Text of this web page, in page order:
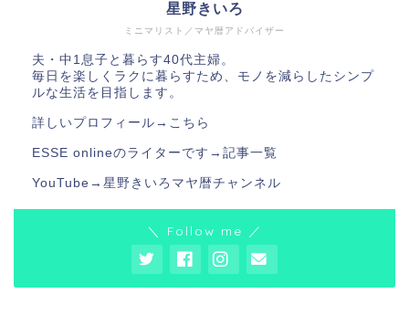
ミニマリスト／マヤ暦アドバイザー
星野きいろ
夫・中1息子と暮らす40代主婦。
毎日を楽しくラクに暮らすため、モノを減らしたシンプ
ルな生活を目指します。
詳しいプロフィール→ こちら
ESSE onlineのライターです→ 記事一覧
YouTube→ 星野きいろマヤ暦チャンネル
＼ Follow me ／